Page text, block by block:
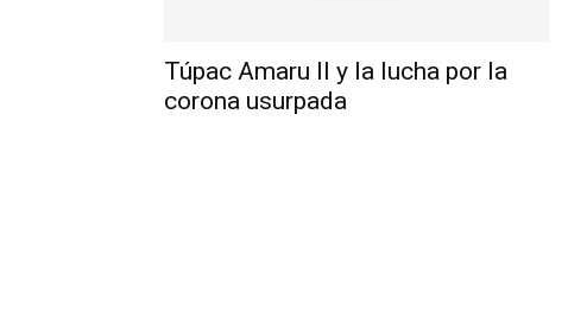
Túpac Amaru II y la lucha por la
corona usurpada